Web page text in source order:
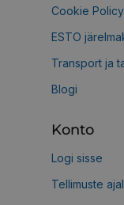
Cookie Policy
ESTO
Transport ja
Blogi
Konto
Logi sisse
Tellimuste